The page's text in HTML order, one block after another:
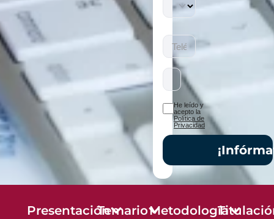
He leído y
acepto la
Política de
Privacidad
PresentaciónTemarioMetodología